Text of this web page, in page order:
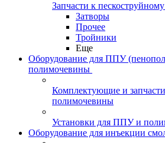
Запчасти к
Затворы
Прочее
Тройники
Еще
Оборудование для ППУ
полимочевины
Комплектующие и
полимочевины
Установки для ППУ и
Оборудование для инъекции